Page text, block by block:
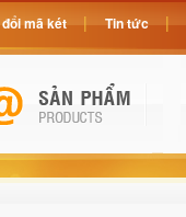
mã két Tin tức